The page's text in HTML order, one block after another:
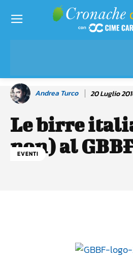
Andrea Turco 20 Luglio
Le birre
non) al
EVENTI